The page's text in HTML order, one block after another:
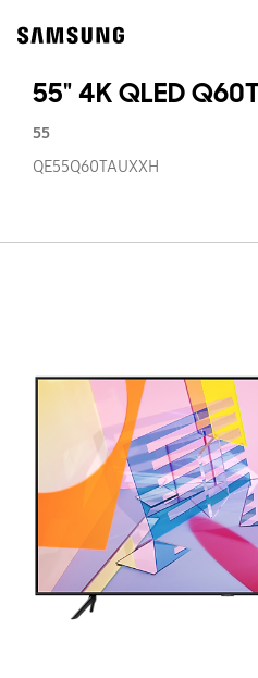
content
55" 4K QLED
55
QE55Q60TAUXXH